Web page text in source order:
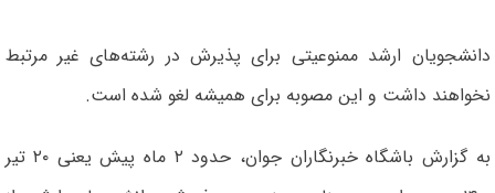
دانشجویان ارشد ممنوعیتی برای پذیرش در رشته‌های غیر مرتبط
نخواهند داشت و این مصوبه برای همیشه لغو شده است.
به گزارش باشگاه خبرنگاران جوان، حدود ۲ ماه پیش یعنی ۲۰ تیر